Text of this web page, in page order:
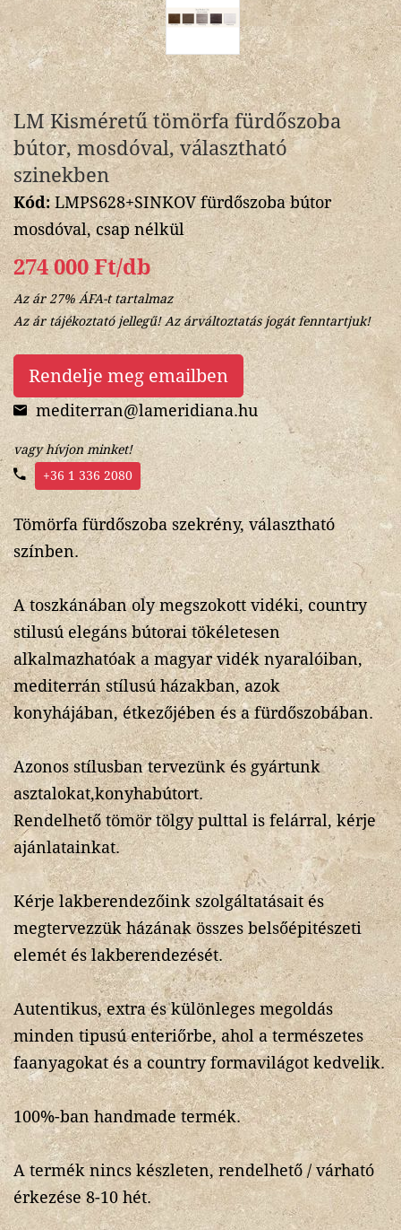
LM Kisméretű tömörfa fürdőszoba
bútor, mosdóval, választható
szinekben
Kód:LMPS628+SINKOV fürdőszoba bútor
mosdóval, csap nélkül
274 000 Ft/db
Az ár 27% ÁFA-t tartalmaz
Az ár tájékoztató jellegű! Az árváltoztatás jogát fenntartjuk!
Rendelje meg emailben
mediterran@lameridiana.hu
vagy hívjon minket!
+36 1 336 2080
Tömörfa fürdőszoba szekrény, választható
színben.
A toszkánában oly megszokott vidéki, country
stilusú elegáns bútorai tökéletesen
alkalmazhatóak a magyar vidék nyaralóiban,
mediterrán stílusú házakban, azok
konyhájában, étkezőjében és a fürdőszobában.
Azonos stílusban tervezünk és gyártunk
asztalokat,konyhabútort.
Rendelhető tömör tölgy pulttal is felárral, kérje
ajánlatainkat.
Kérje lakberendezőink szolgáltatásait és
megtervezzük házának összes belsőépitészeti
elemét és lakberendezését.
Autentikus, extra és különleges megoldás
minden tipusú enteriőrbe, ahol a természetes
faanyagokat és a country formavilágot kedvelik.
100%-ban handmade termék.
A termék nincs készleten, rendelhető / várható
érkezése 8-10 hét.